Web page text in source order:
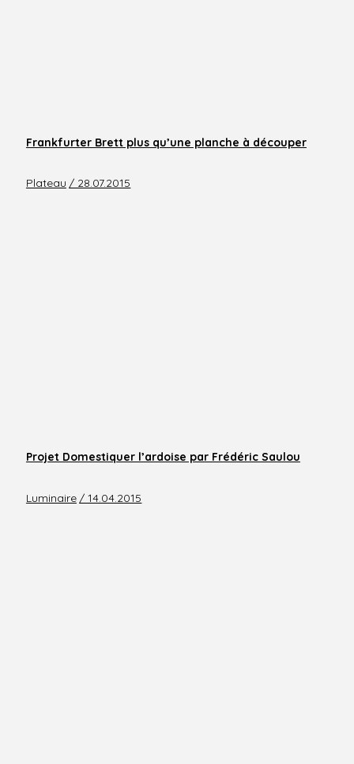
Frankfurter Brett plus qu’une planche à découper
Plateau / 28.07.2015
Projet Domestiquer l’ardoise par Frédéric Saulou
Luminaire / 14.04.2015